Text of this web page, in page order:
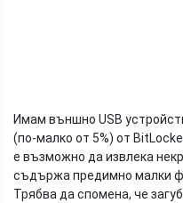
Имам външно USB
(по-малко от 5%) от
е възможно да извлека
съдържа предимно малки
Трябва да спомена, че